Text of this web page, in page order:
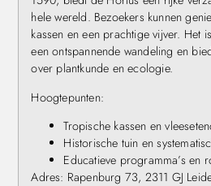
hele wereld. Bezoekers kunnen
kassen en een prachtige vijver. Het
een ontspannende wandeling en
over plantkunde en ecologie.
Hoogtepunten:
Tropische kassen en
Historische tuin en
Educatieve programma’s en
Adres: Rapenburg 73, 2311 GJ